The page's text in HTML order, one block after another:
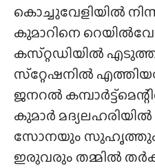
കൊച്ചുവേളിയിൽ
കുമാറിനെ
കസ്‌റ്റഡിയിൽ
സ്‌റ്റേഷനിൽ
ജനറൽ
കുമാർ
സോനയും സുഹൃത്തും
ഇരുവരും തമ്മിൽ